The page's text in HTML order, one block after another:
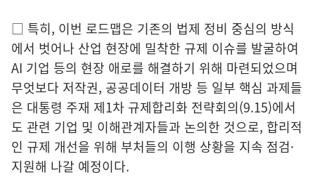
□ 특히, 이번 로드맵은 기존의 법제 정비 중심의 방식
에서 벗어나 산업 현장에 밀착한 규제 이슈를 발굴하여
AI 기업 등의 현장 애로를 해결하기 위해 마련되었으며
무엇보다 저작권, 공공데이터 개방 등 일부 핵심 과제들
은 대통령 주재 제1차 규제합리화 전략회의(9.15)에서
도 관련 기업 및 이해관계자들과 논의한 것으로, 합리적
인 규제 개선을 위해 부처들의 이행 상황을 지속 점검·
지원해 나갈 예정이다.